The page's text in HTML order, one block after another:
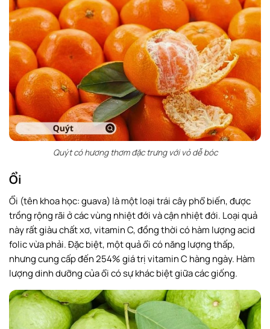
Quýt có hương thơm đặc trưng với vỏ dễ bóc
Ổi
Ổi (tên khoa học: guava) là một loại trái cây phổ biến, được
trồng rộng rãi ở các vùng nhiệt đới và cận nhiệt đới. Loại quả
này rất giàu chất xơ, vitamin C, đồng thời có hàm lượng acid
folic vừa phải. Đặc biệt, một quả ổi có năng lượng thấp,
nhưng cung cấp đến 254% giá trị vitamin C hàng ngày. Hàm
lượng dinh dưỡng của ổi có sự khác biệt giữa các giống.